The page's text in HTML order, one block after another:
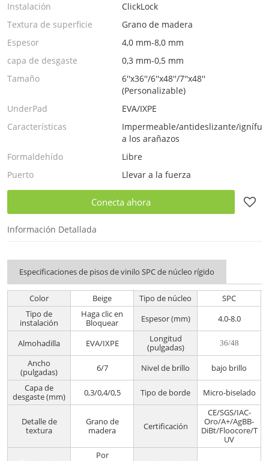
Instalación
ClickLock
Textura de superficie
Grano de madera
Espesor
4,0 mm-8,0 mm
capa de desgaste
0,3 mm-0,5 mm
Tamaño
6''x36''/6''x48''/7''x48''
(Personalizable)
UnderPad
EVA/IXPE
Características
Impermeable/antideslizante/
a los arañazos
Formaldehído
Libre
Puerto
Llevar a la fuerza
Conecta ahora
Información Detallada
Especificaciones de pisos de vinilo SPC de núcleo rígido
Color Beige Tipo de núcleo
SPC
Tipo de
instalación
Haga clic en
Bloquear
Espesor (mm) 4.0-8.0
Almohadilla EVA/IXPE
Longitud
(pulgadas)
36/48
Ancho
(pulgadas)
6/7 Nivel de brillo
bajo brillo
Capa de
desgaste (mm)
0,3/0,4/0,5 Tipo de borde Micro-biselado
Detalle de
textura
Grano de
madera
Certificación
CE/SGS/IAC-
Oro/A+/AgBB-
DiBt/Floocore/T
UV
Por